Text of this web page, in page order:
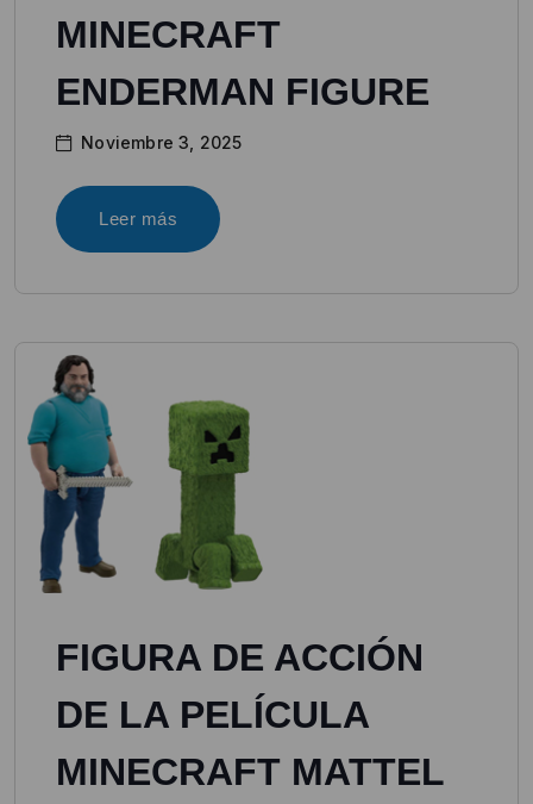
MINECRAFT
ENDERMAN FIGURE
Noviembre 3, 2025
Leer más
FIGURA DE ACCIÓN
DE LA PELÍCULA
MINECRAFT MATTEL